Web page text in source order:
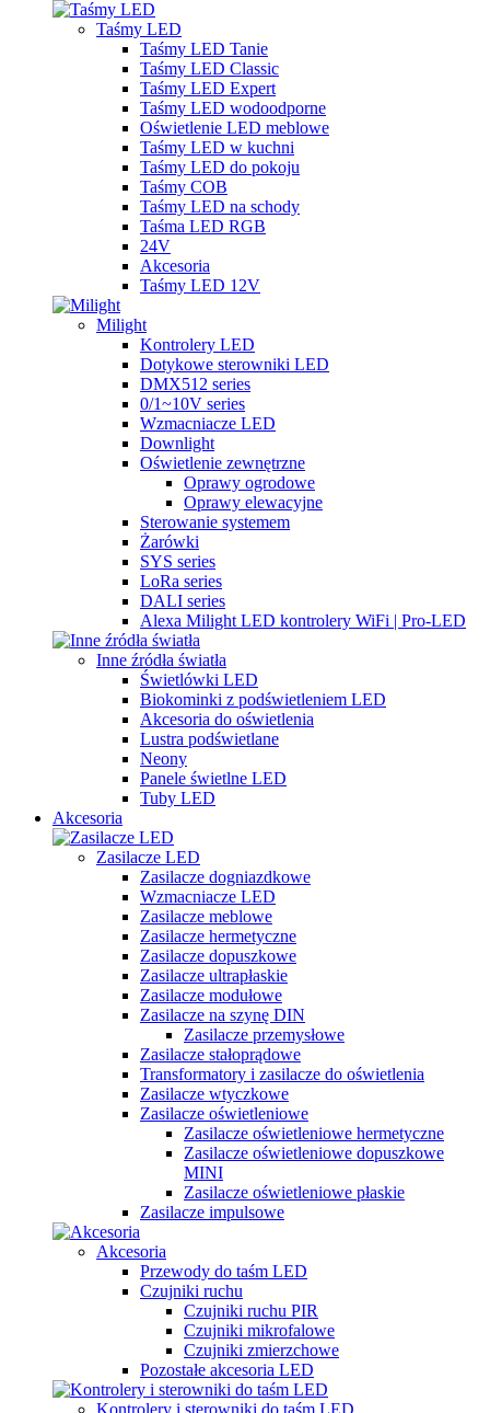
Taśmy LED
Taśmy LED Tanie
Taśmy LED Classic
Taśmy LED Expert
Taśmy LED wodoodporne
Oświetlenie LED meblowe
Taśmy LED w kuchni
Taśmy LED do pokoju
Taśmy COB
Taśmy LED na schody
Taśma LED RGB
24V
Akcesoria
Taśmy LED 12V
Milight
Kontrolery LED
Dotykowe sterowniki LED
DMX512 series
0/1~10V series
Wzmacniacze LED
Downlight
Oświetlenie zewnętrzne
Oprawy ogrodowe
Oprawy elewacyjne
Sterowanie systemem
Żarówki
SYS series
LoRa series
DALI series
Alexa Milight LED kontrolery WiFi | Pro-LED
Inne źródła światła
Świetlówki LED
Biokominki z podświetleniem LED
Akcesoria do oświetlenia
Lustra podświetlane
Neony
Panele świetlne LED
Tuby LED
Akcesoria
Zasilacze LED
Zasilacze dogniazdkowe
Wzmacniacze LED
Zasilacze meblowe
Zasilacze hermetyczne
Zasilacze dopuszkowe
Zasilacze ultrapłaskie
Zasilacze modułowe
Zasilacze na szynę DIN
Zasilacze przemysłowe
Zasilacze stałoprądowe
Transformatory i zasilacze do oświetlenia
Zasilacze wtyczkowe
Zasilacze oświetleniowe
Zasilacze oświetleniowe hermetyczne
Zasilacze oświetleniowe dopuszkowe
MINI
Zasilacze oświetleniowe płaskie
Zasilacze impulsowe
Akcesoria
Przewody do taśm LED
Czujniki ruchu
Czujniki ruchu PIR
Czujniki mikrofalowe
Czujniki zmierzchowe
Pozostałe akcesoria LED
Kontrolery i sterowniki do taśm LED